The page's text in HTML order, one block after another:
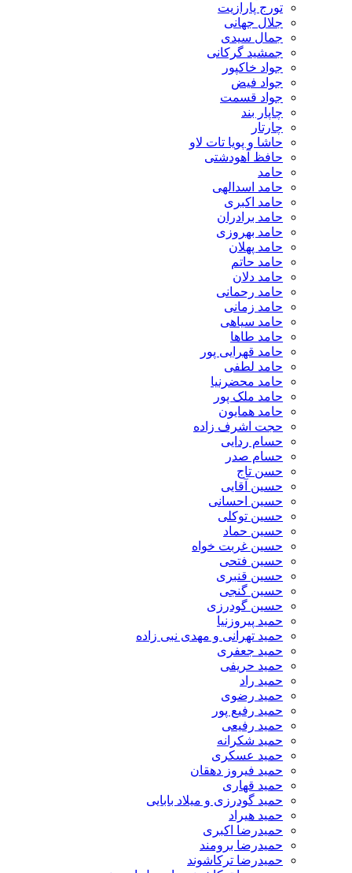
تورج پارازیت
جلال جهانی
جمال سیدی
جمشید گرکانی
جواد خاکپور
جواد فیض
جواد قسمت
چاپار بند
چارتار
حاشا و پویا تات لاو
حافظ آهودشتی
حامد
حامد اسدالهی
حامد اکبری
حامد برادران
حامد بهروزی
حامد پهلان
حامد حاتم
حامد دلان
حامد رحمانی
حامد زمانی
حامد سیاهی
حامد طاها
حامد قهرایی پور
حامد لطفی
حامد محضرنیا
حامد ملک پور
حامد همایون
حجت اشرف زاده
حسام ردایی
حسام صدر
حسن تاج
حسین آقایی
حسین احسانی
حسین توکلی
حسین حماد
حسین غربت خواه
حسین فتحی
حسین قنبری
حسین گنجی
حسین گودرزی
حمید پیروزنیا
حمید تهرانی و مهدی نبی زاده
حمید جعفری
حمید حریفی
حمید راد
حمید رضوی
حمید رفیع پور
حمید رفیعی
حمید شکرانه
حمید عسکری
حمید فیروز دهقان
حمید قهاری
حمید گودرزی و میلاد بابایی
حمید هیراد
حمیدرضا اکبری
حمیدرضا برومند
حمیدرضا ترکاشوند